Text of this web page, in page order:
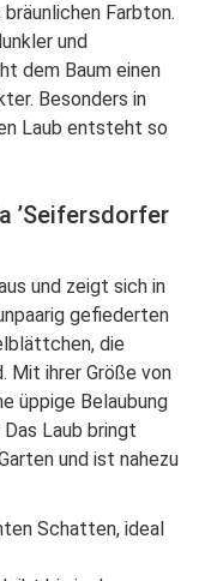
Farbton.
und
dem Baum einen
Besonders in
Laub entsteht so
’Seifersdorfer
und zeigt sich in
gefiederten
die
Mit ihrer Größe von
üppige Belaubung
Laub bringt
und ist nahezu
Schatten, ideal